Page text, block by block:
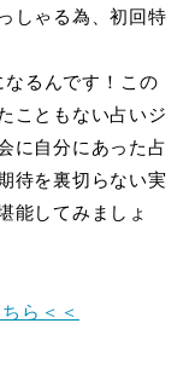
しゃる為、初回特
るんです！この
こともない占いジ
に自分にあった占
待を裏切らない実
能してみましょ
ら＜＜